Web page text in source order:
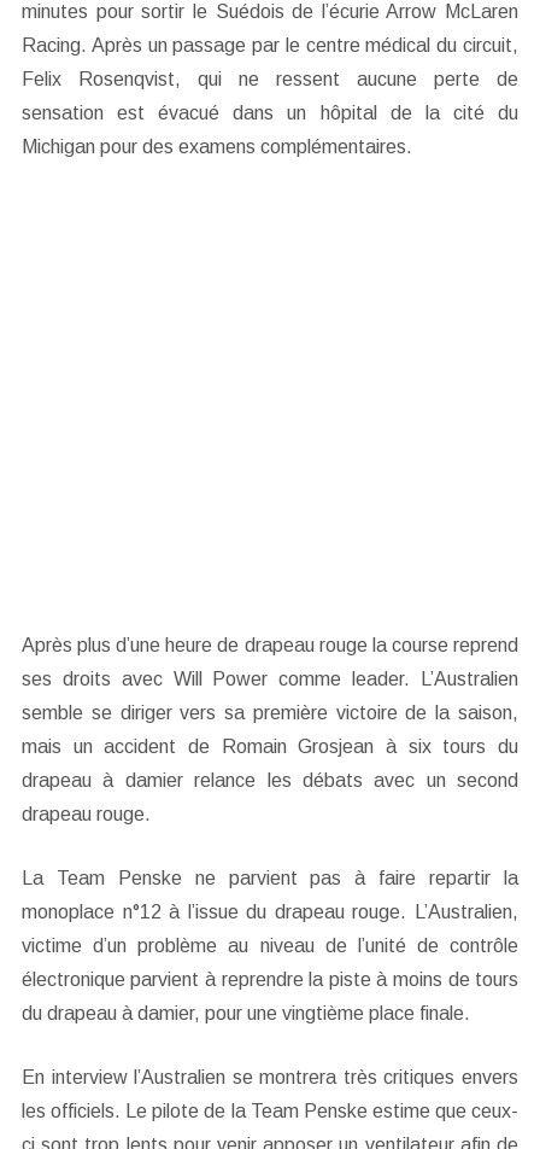
minutes pour sortir le Suédois de l’écurie Arrow McLaren
Racing. Après un passage par le centre médical du circuit,
Felix Rosenqvist, qui ne ressent aucune perte de
sensation est évacué dans un hôpital de la cité du
Michigan pour des examens complémentaires.
Après plus d’une heure de drapeau rouge la course reprend
ses droits avec Will Power comme leader. L’Australien
semble se diriger vers sa première victoire de la saison,
mais un accident de Romain Grosjean à six tours du
drapeau à damier relance les débats avec un second
drapeau rouge.
La Team Penske ne parvient pas à faire repartir la
monoplace n°12 à l’issue du drapeau rouge. L’Australien,
victime d’un problème au niveau de l’unité de contrôle
électronique parvient à reprendre la piste à moins de tours
du drapeau à damier, pour une vingtième place finale.
En interview l’Australien se montrera très critiques envers
les officiels. Le pilote de la Team Penske estime que ceux-
ci sont trop lents pour venir apposer un ventilateur afin de